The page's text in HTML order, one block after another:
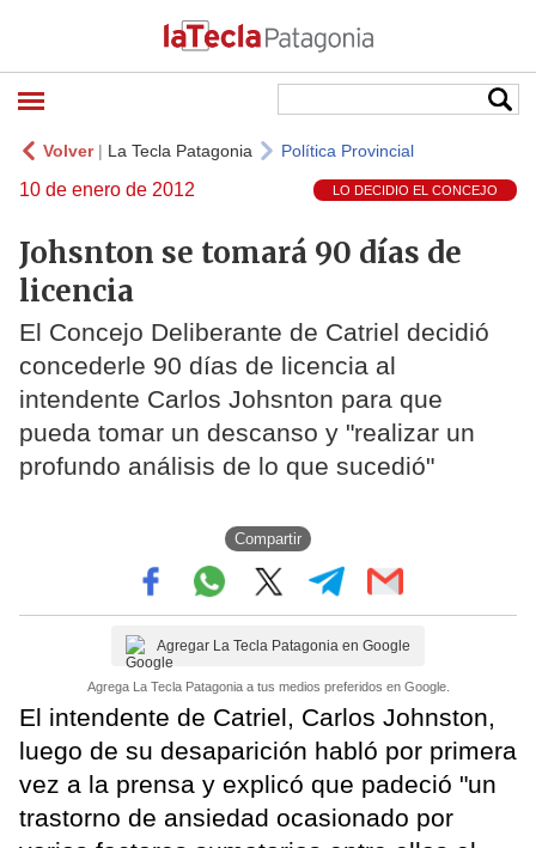
Volver| La Tecla Patagonia Política Provincial
10 de enero de 2012 LO DECIDIO EL CONCEJO
Johsnton se tomará 90 días de
licencia
El Concejo Deliberante de Catriel decidió
concederle 90 días de licencia al
intendente Carlos Johsnton para que
pueda tomar un descanso y "realizar un
profundo análisis de lo que sucedió"
Compartir
Agregar La Tecla Patagonia en Google
Agrega La Tecla Patagonia a tus medios preferidos en Google.
El intendente de Catriel, Carlos Johnston,
luego de su desaparición habló por primera
vez a la prensa y explicó que padeció "un
trastorno de ansiedad ocasionado por